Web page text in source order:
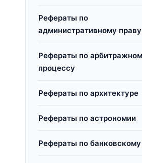
Рефераты по
административному праву
Рефераты по
процессу
Рефераты по архитектуре
Рефераты по астрономии
Рефераты по